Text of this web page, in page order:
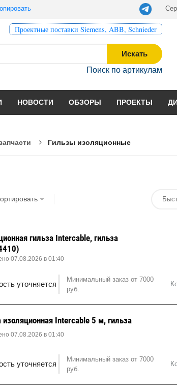
Проектные поставки Siemens, ABB, Schnieder
Искать
Поиск по артикулам
НОВОСТИ ОБЗОРЫ ПРОЕКТЫ
Гильзы изоляционные
гильза Intercable, гильза
07.08.2026 в 01:40
уточняется
Минимальный заказ от 7000
руб.
изоляционная Intercable 5 м, гильза
07.08.2026 в 01:40
уточняется
Минимальный заказ от 7000
руб.